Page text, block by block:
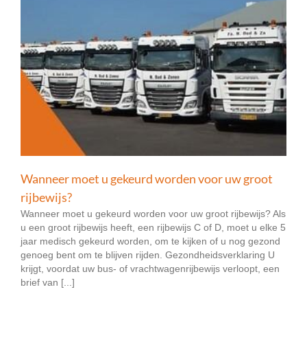
Wanneer moet u gekeurd worden voor uw groot
rijbewijs?
Wanneer moet u gekeurd worden voor uw groot rijbewijs? Als
u een groot rijbewijs heeft, een rijbewijs C of D, moet u elke 5
jaar medisch gekeurd worden, om te kijken of u nog gezond
genoeg bent om te blijven rijden. Gezondheidsverklaring U
krijgt, voordat uw bus- of vrachtwagenrijbewijs verloopt, een
brief van [...]